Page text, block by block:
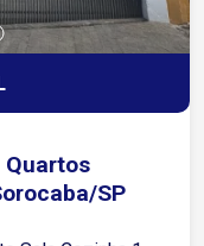
Quartos
SP